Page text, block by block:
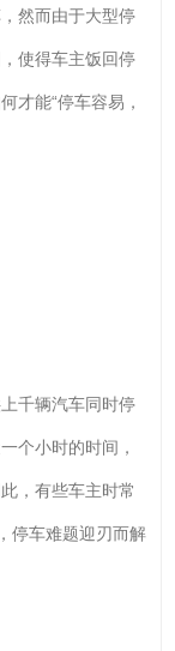
然而由于大型停
使得车主饭回停
才能“停车容易，
千辆汽车同时停
个小时的时间，
，有些车主时常
停车难题迎刃而解